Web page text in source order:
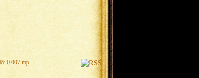
0.007 mp